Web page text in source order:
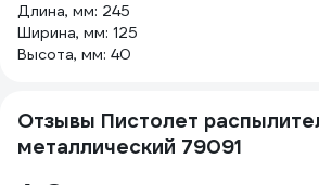
Длина, мм: 245
Ширина, мм: 125
Высота, мм: 40
Отзывы Пистолет
металлический 79091